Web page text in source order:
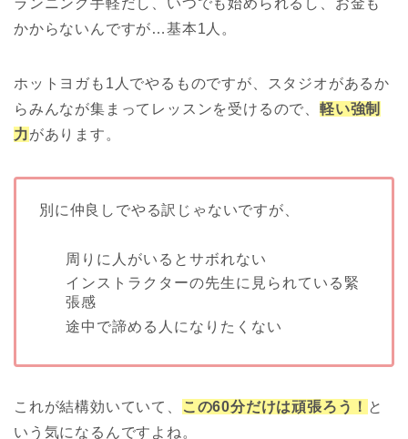
かからないんですが…基本1人。
ホットヨガも1人でやるものですが、スタジオがあるか
らみんなが集まってレッスンを受けるので、 軽い強制
力があります。
別に仲良しでやる訳じゃないですが、
周りに人がいるとサボれない
インストラクターの先生に見られている緊
張感
途中で諦める人になりたくない
これが結構効いていて、 この60分だけは頑張ろう！ と
いう気になるんですよね。